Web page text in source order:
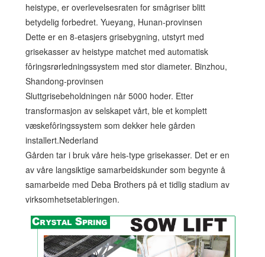
heistype, er overlevelsesraten for smågriser blitt
betydelig forbedret. Yueyang, Hunan-provinsen
Dette er en 8-etasjers grisebygning, utstyrt med
grisekasser av heistype matchet med automatisk
fôringsrørledningssystem med stor diameter. Binzhou,
Shandong-provinsen
Sluttgrisebeholdningen når 5000 hoder. Etter
transformasjon av selskapet vårt, ble et komplett
væskefôringssystem som dekker hele gården
installert.Nederland
Gården tar i bruk våre heis-type grisekasser. Det er en
av våre langsiktige samarbeidskunder som begynte å
samarbeide med Deba Brothers på et tidlig stadium av
virksomhetsetableringen.